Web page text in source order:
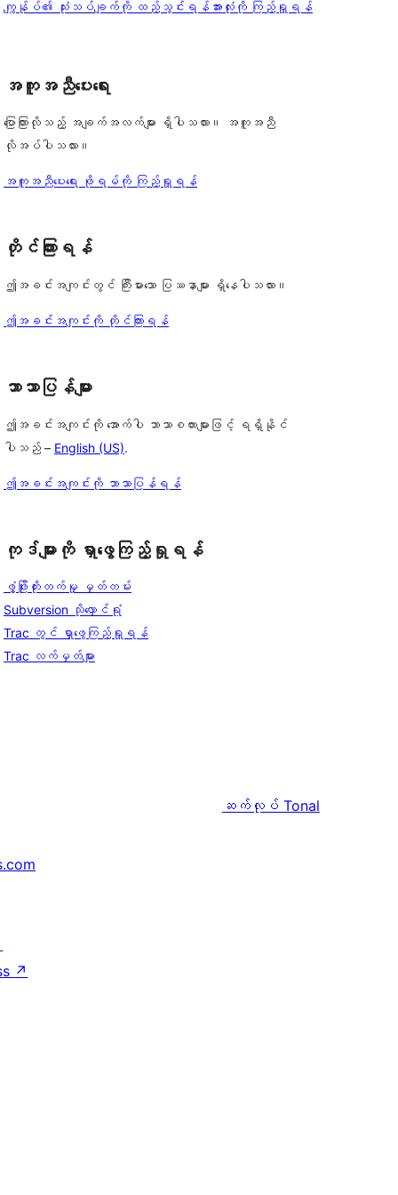
ပွင့်
စောင်
ကျွန်ုပ်၏ သုံးသပ်ချက်ကို ထည့်သွင်းရန်သုံးသပ်
အားလုံးကို ကြည့်ရှုရန်
အကူအညီပေးရေး
ပြောကြားလိုသည့် အချက်အလက်များ ရှိပါသလား။ အကူအညီ
လိုအပ်ပါသလား။
အကူအညီပေးရေး ဖိုရမ်ကို ကြည့်ရှုရန်
တိုင်ကြားရန်
ဤအခင်းအကျင်းတွင် ကြီးမားသော ပြဿနာများ ရှိနေပါသလား။
ဤအခင်းအကျင်းကို တိုင်ကြားရန်
ဘာသာပြန်များ
ဤအခင်းအကျင်းကို အောက်ပါ ဘာသာစကားများဖြင့် ရရှိနိုင်
ပါသည် – English (US).
ဤအခင်းအကျင်းကို ဘာသာပြန်ရန်
ကုဒ်များကို ရှာဖွေကြည့်ရှုရန်
ဖွံ့ဖြိုးတိုးတက်မှု မှတ်တမ်း
Subversion သိုလှောင်ရုံ
Trac တွင် ရှာဖွေကြည့်ရှုရန်
Trac လက်မှတ်များ
ဆက်လုပ် Tonal
↗